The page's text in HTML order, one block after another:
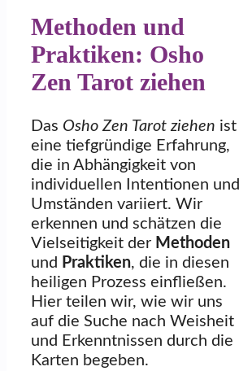
Methoden und
Praktiken: Osho
Zen Tarot ziehen
Das Osho Zen Tarot ziehen ist
eine tiefgründige Erfahrung,
die in Abhängigkeit von
individuellen Intentionen und
Umständen variiert. Wir
erkennen und schätzen die
Vielseitigkeit der Methoden
und Praktiken, die in diesen
heiligen Prozess einfließen.
Hier teilen wir, wie wir uns
auf die Suche nach Weisheit
und Erkenntnissen durch die
Karten begeben.